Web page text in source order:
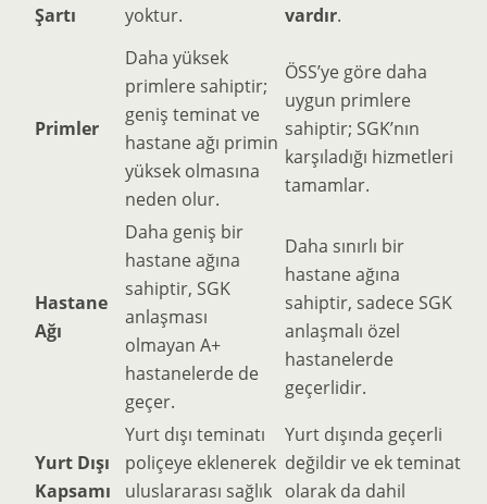
Şartı
yoktur.
vardır.
Primler
Daha yüksek
primlere sahiptir;
geniş teminat ve
hastane ağı primin
yüksek olmasına
neden olur.
ÖSS’ye göre daha
uygun primlere
sahiptir; SGK’nın
karşıladığı hizmetleri
tamamlar.
Hastane
Ağı
Daha geniş bir
hastane ağına
sahiptir, SGK
anlaşması
olmayan A+
hastanelerde de
geçer.
Daha sınırlı bir
hastane ağına
sahiptir, sadece SGK
anlaşmalı özel
hastanelerde
geçerlidir.
Yurt Dışı
Kapsamı
Yurt dışı teminatı
poliçeye eklenerek
uluslararası sağlık
Yurt dışında geçerli
değildir ve ek teminat
olarak da dahil